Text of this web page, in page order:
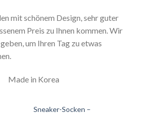
mit schönem Design, sehr guter
Preis zu Ihnen kommen. Wir
um Ihren Tag zu etwas
Made in Korea
Sneaker-Socken –